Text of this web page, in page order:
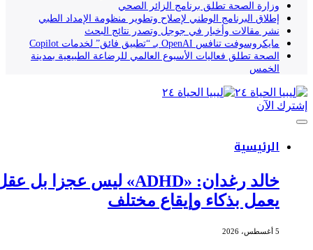
وزارة الصحة تطلق برنامج الزائر الصحي
إطلاق البرنامج الوطني لإصلاح وتطوير منظومة الإمداد الطبي
نشر مقالات وأخبار في جوجل وتصدر نتائج البحث
مايكروسوفت تنافس OpenAI بـ “تطبيق فائق” لخدمات Copilot
الصحة تطلق فعاليات الأسبوع العالمي للرضاعة الطبيعية بمدينة
الخمس
إشترك الآن
الرئيسية
خالد رغدان: «ADHD» ليس عجزا بل عقل
يعمل بذكاء وإيقاع مختلف